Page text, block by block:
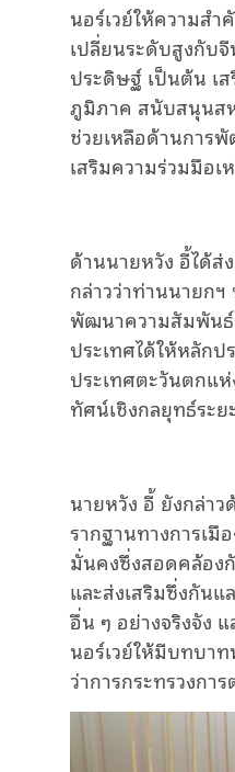
นอร์เวย์ให้ความสํ
เปลี่ยนระดับสูงกับ
ประดิษฐ์ เป็นต้น เ
ภูมิภาค สนับสนุนส
ช่วยเหลือด้านการ
เสริมความร่วมมือเ
ด้านนายหวัง อี้ได้ส่
กล่าวว่าท่านนายกฯ
พัฒนาความสัมพัน
ประเทศได้ให้หลัก
ประเทศตะวันตกแ
ทัศน์เชิงกลยุทธ์ระย
นายหวัง อี้ ยังกล่าว
รากฐานทางการเ
มั่นคงซึ่งสอดคล้อง
และส่งเสริมซึ่งกันแ
อื่น ๆ อย่างจริงจัง
นอร์เวย์ให้มีบทบาท
ว่าการกระทรวงกา